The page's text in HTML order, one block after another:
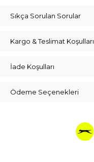
Sıkça Sorulan Sorular
Kargo & Teslimat Koşulları
İade Koşulları
Ödeme Seçenekleri